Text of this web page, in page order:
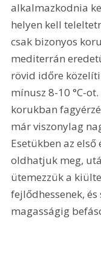
alkalmazkodnia
helyen kell
csak bizonyos
mediterrán
rövid időre
mínusz 8-10 °C-
korukban
már viszonylag
Esetükben az
oldhatjuk meg,
ütemezzük a
fejlődhessenek,
magasságig